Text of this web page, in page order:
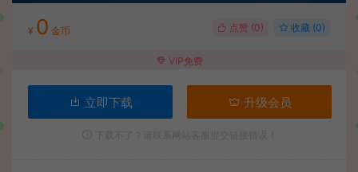
¥ 0 金币 点赞 (0) 收藏 (0)
VIP免费
立即下载 升级会员